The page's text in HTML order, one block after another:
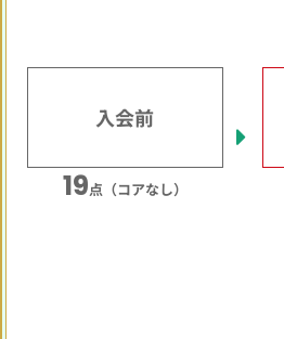
入会前
19点（コアなし）